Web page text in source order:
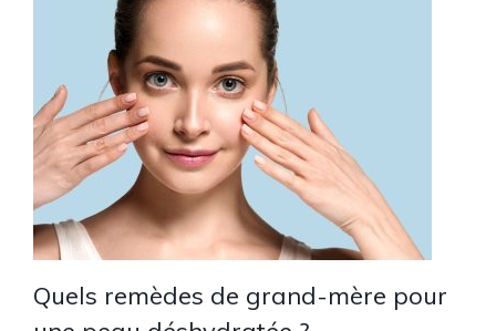
Quels remèdes de grand-mère pour